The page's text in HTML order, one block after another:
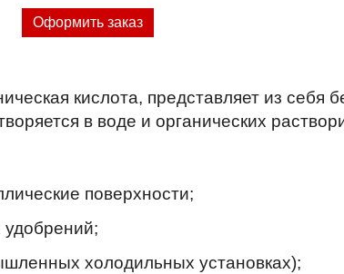
Оформить заказ
кислота, представляет из себя
в воде и органических
поверхности;
холодильных установках);